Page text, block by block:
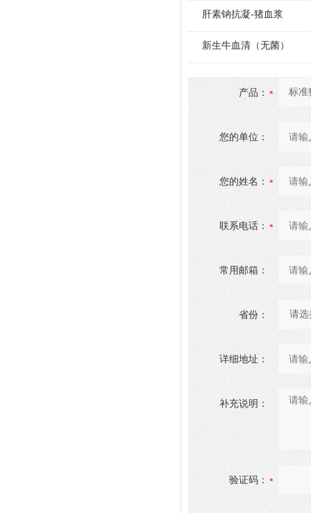
肝素钠抗凝-猪血浆
新生牛血清（无菌）
产品：
您的单位：
您的姓名：
联系电话：
常用邮箱：
省份：
详细地址：
补充说明：
验证码：